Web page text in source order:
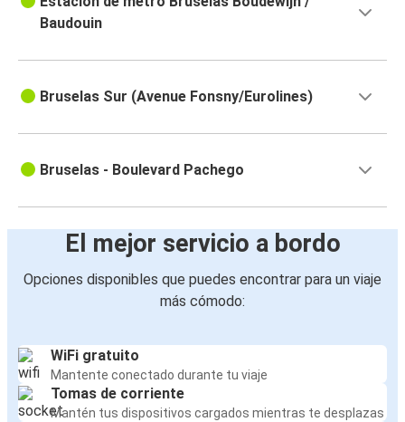
Baudouin
Bruselas Sur (Avenue Fonsny/Eurolines)
Bruselas - Boulevard Pachego
El mejor servicio a bordo
Opciones disponibles que puedes encontrar para un viaje
más cómodo:
WiFi gratuito
Mantente conectado durante tu viaje
Tomas de corriente
Mantén tus dispositivos cargados mientras te desplazas